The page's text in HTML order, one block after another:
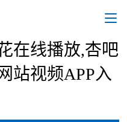
在线播放,杏吧
站视频APP入